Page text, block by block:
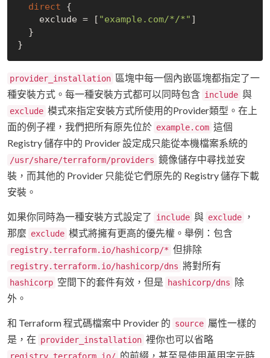
direct {
exclude = [ "example.com/*/*" ]
provider_installation 區塊中每一個內嵌區塊都指定了一
種安裝方式。每一種安裝方式都可以同時包含 include 與
exclude 模式來指定安裝方式所使用的Provider類型。在上
面的例子裡，我們把所有原先位於 example.com 這個
Registry 儲存中的 Provider 設定成只能從本機檔案系統的
/usr/share/terraform/providers 鏡像儲存中尋找並安
裝，而其他的 Provider 只能從它們原先的 Registry 儲存下載
安裝。
如果你同時為一種安裝方式設定了 include 與 exclude
，
那麼 exclude 模式將擁有更高的優先權。舉例：包含
registry.terraform.io/hashicorp/* 但排除
registry.terraform.io/hashicorp/dns 將對所有
hashicorp 空間下的套件有效，但是 hashicorp/dns
除
外。
和 Terraform 程式碼檔案中 Provider 的 source 屬性一樣的
是，在 provider_installation 裡你也可以省略
的前綴，甚至是使用萬用字元時